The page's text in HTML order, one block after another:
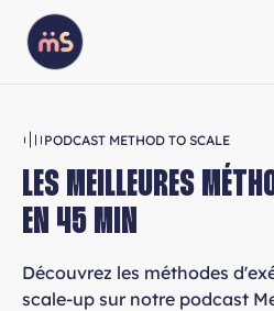
PODCAST METHOD TO SCALE
LES MEILLEURES
EN 45 MIN
Découvrez les méthodes
scale-up sur notre podcast